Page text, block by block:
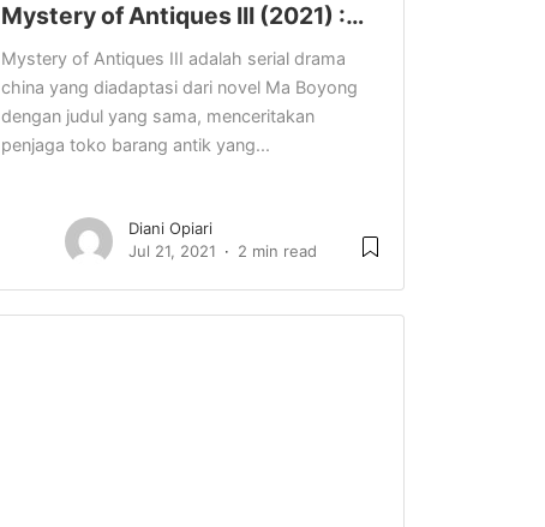
Mystery of Antiques III (2021) :…
Mystery of Antiques III adalah serial drama
china yang diadaptasi dari novel Ma Boyong
dengan judul yang sama, menceritakan
penjaga toko barang antik yang...
Diani Opiari
Jul 21, 2021
2 min read